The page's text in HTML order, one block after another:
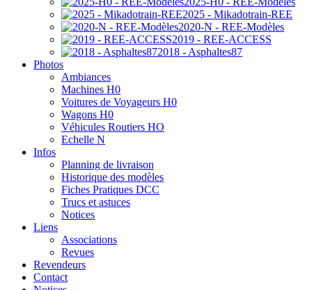
2025 - Mikadotrain-REE
2020-N - REE-Modèles
2019 - REE-ACCESS
2018 - Asphaltes87
Photos
Ambiances
Machines H0
Voitures de Voyageurs H0
Wagons H0
Véhicules Routiers HO
Echelle N
Infos
Planning de livraison
Historique des modèles
Fiches Pratiques DCC
Trucs et astuces
Notices
Liens
Associations
Revues
Revendeurs
Contact